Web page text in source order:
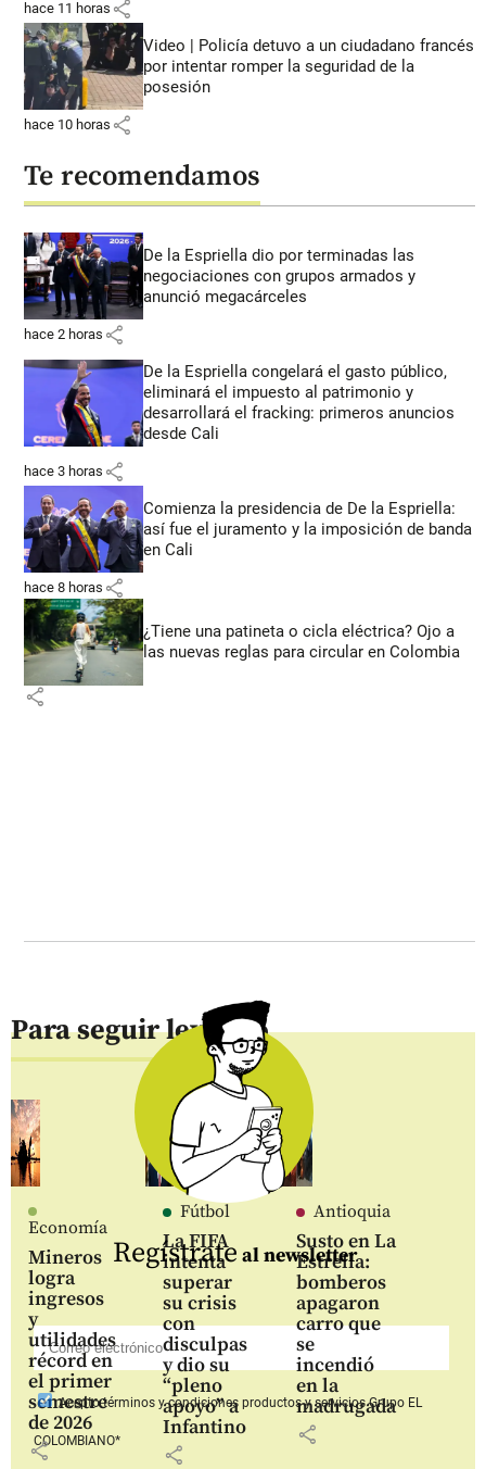
hace 11 horas share
Video | Policía detuvo a un ciudadano francés
por intentar romper la seguridad de la
posesión
hace 10 horas share
Te recomendamos
De la Espriella dio por terminadas las
negociaciones con grupos armados y
anunció megacárceles
hace 2 horas share
De la Espriella congelará el gasto público,
eliminará el impuesto al patrimonio y
desarrollará el fracking: primeros anuncios
desde Cali
hace 3 horas share
Comienza la presidencia de De la Espriella:
así fue el juramento y la imposición de banda
en Cali
hace 8 horas share
¿Tiene una patineta o cicla eléctrica? Ojo a
las nuevas reglas para circular en Colombia
share
Para seguir leyendo
Economía
Mineros
logra
ingresos
y
utilidades
récord en
el primer
semestre
de 2026
share
Fútbol
La FIFA
intenta
superar
su crisis
con
disculpas
y dio su
“pleno
apoyo” a
Infantino
share
Antioquia
Susto en La
Estrella:
bomberos
apagaron
carro que
se
incendió
en la
madrugada
share
Regístrate al newsletter
Aceptotérminos y condiciones productos y serviciosGrupo EL
COLOMBIANO*